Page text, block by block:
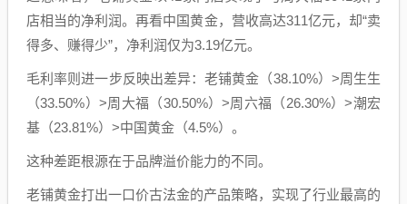
店相当的净利润。再看中国黄金，营收高达311亿元，却“卖
得多、赚得少”，净利润仅为3.19亿元。
毛利率则进一步反映出差异：老铺黄金（38.10%）>周生生
（33.50%）>周大福（30.50%）>周六福（26.30%）>潮宏
基（23.81%）>中国黄金（4.5%）。
这种差距根源在于品牌溢价能力的不同。
老铺黄金打出一口价古法金的产品策略，实现了行业最高的